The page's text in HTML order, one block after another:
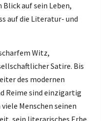
auf sein Leben,
auf die Literatur- und
Witz,
Satire. Bis
des modernen
Reime sind einzigartig
Menschen seinen
sein literarisches Erbe